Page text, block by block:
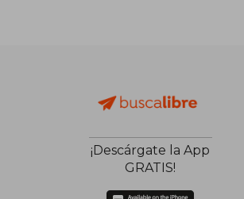
¡Descárgate la App
GRATIS!